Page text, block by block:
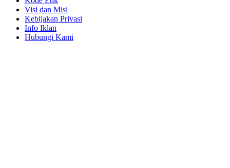
Visi dan Misi
Kebijakan Privasi
Info Iklan
Hubungi Kami